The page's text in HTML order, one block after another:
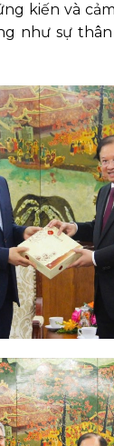
kiến và
như sự